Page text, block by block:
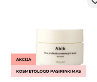
AKCIJA
KOSMETOLOGO PASIRINKIMAS